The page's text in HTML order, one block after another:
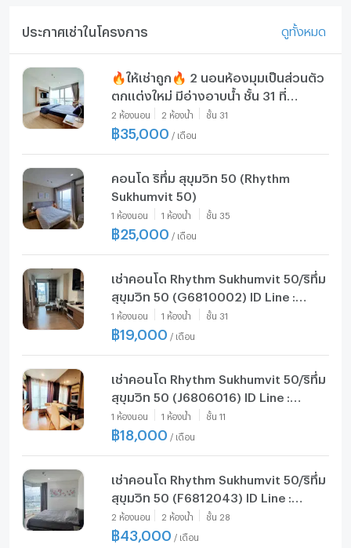
ประกาศเช่าในโครงการ ดูทั้งหมด
🔥ให้เช่าถูก🔥 2 นอนห้องมุมเป็นส่วนตัว
ตกแต่งใหม่ มีอ่างอาบน้ำ ชั้น 31 ที่
Rhythm Sukhumvit 50
2 ห้องนอน 2 ห้องน้ำ ชั้น 31
฿35,000 / เดือน
คอนโด ริทึ่ม สุขุมวิท 50 (Rhythm
Sukhumvit 50)
1 ห้องนอน 1 ห้องน้ำ ชั้น 35
฿25,000 / เดือน
เช่าคอนโด Rhythm Sukhumvit 50/ริทึ่ม
สุขุมวิท 50 (G6810002) ID Line :
@pccenter
1 ห้องนอน 1 ห้องน้ำ ชั้น 31
฿19,000 / เดือน
เช่าคอนโด Rhythm Sukhumvit 50/ริทึ่ม
สุขุมวิท 50 (J6806016) ID Line :
@pccenter
1 ห้องนอน 1 ห้องน้ำ ชั้น 11
฿18,000 / เดือน
เช่าคอนโด Rhythm Sukhumvit 50/ริทึ่ม
สุขุมวิท 50 (F6812043) ID Line :
@condo44
2 ห้องนอน 2 ห้องน้ำ ชั้น 28
฿ 43,000 / เดือน